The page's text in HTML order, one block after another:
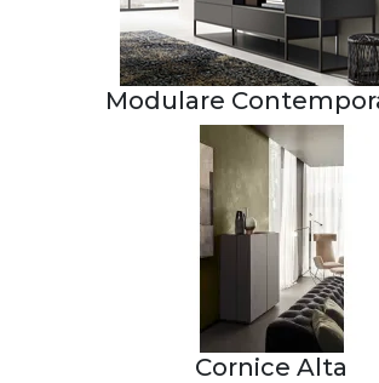
Modulare
Cornice Alta